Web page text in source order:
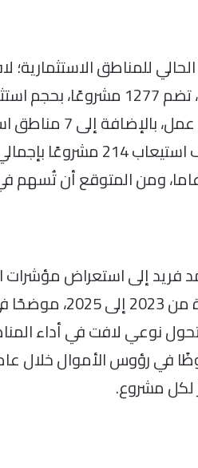
فريد إلى استعراض مؤشرات
الاستثمارية خلال
نوعي لافت في أداء
لكل مشروع.